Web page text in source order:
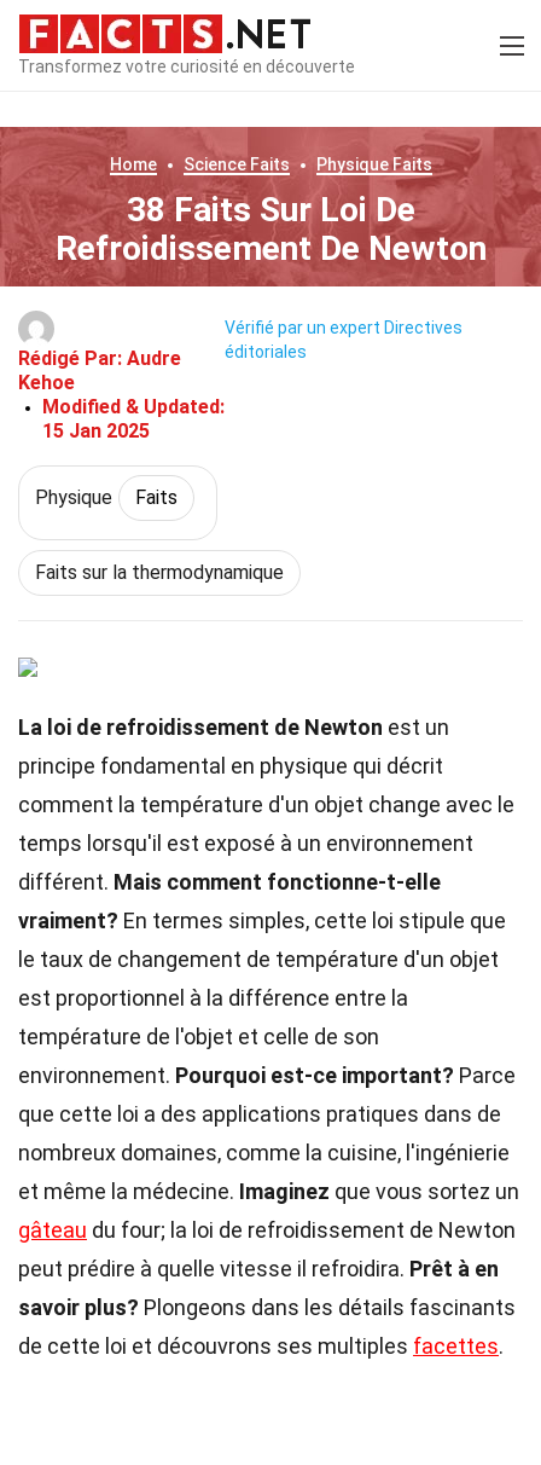
Transformez votre curiosité en découverte
Home ScienceFaits PhysiqueFaits
38 Faits Sur Loi De
Refroidissement De Newton
Rédigé Par: Audre
Kehoe
Modified & Updated:
15 Jan 2025
Vérifié par un expert Directives
éditoriales
Physique Faits
Faits sur la thermodynamique
La loi de refroidissement de Newton est un
principe fondamental en physique qui décrit
comment la température d'un objet change avec le
temps lorsqu'il est exposé à un environnement
différent. Mais comment fonctionne-t-elle
vraiment? En termes simples, cette loi stipule que
le taux de changement de température d'un objet
est proportionnel à la différence entre la
température de l'objet et celle de son
environnement. Pourquoi est-ce important? Parce
que cette loi a des applications pratiques dans de
nombreux domaines, comme la cuisine, l'ingénierie
et même la médecine. Imaginez que vous sortez un
gâteau du four; la loi de refroidissement de Newton
peut prédire à quelle vitesse il refroidira. Prêt à en
savoir plus? Plongeons dans les détails fascinants
de cette loi et découvrons ses multiples facettes.